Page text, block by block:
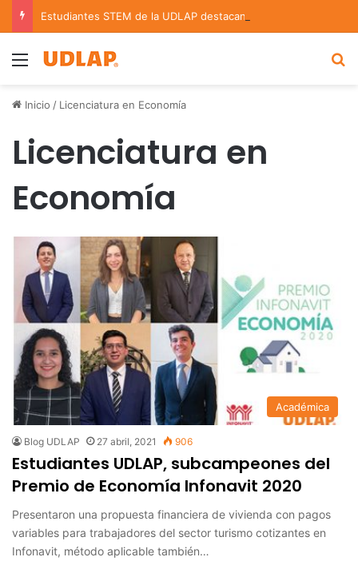
Menu
Inicio / Licenciatura en Economía
Licenciatura en
Economía
Académica
Blog UDLAP 27 abril, 2021 906
Estudiantes UDLAP, subcampeones del
Premio de Economía Infonavit 2020
Presentaron una propuesta financiera de vivienda con pagos
variables para trabajadores del sector turismo cotizantes en
Infonavit, método aplicable también…